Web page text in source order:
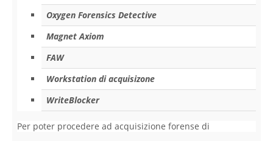
Bonifiche Digitali
Forensics Readiness
Incident Response
Copia/Acquisizione Forense Web
Oxygen Forensics Detective
Magnet Axiom
FAW
Workstation di acquisizone
WriteBlocker
Per poter procedere ad acquisizione forense di